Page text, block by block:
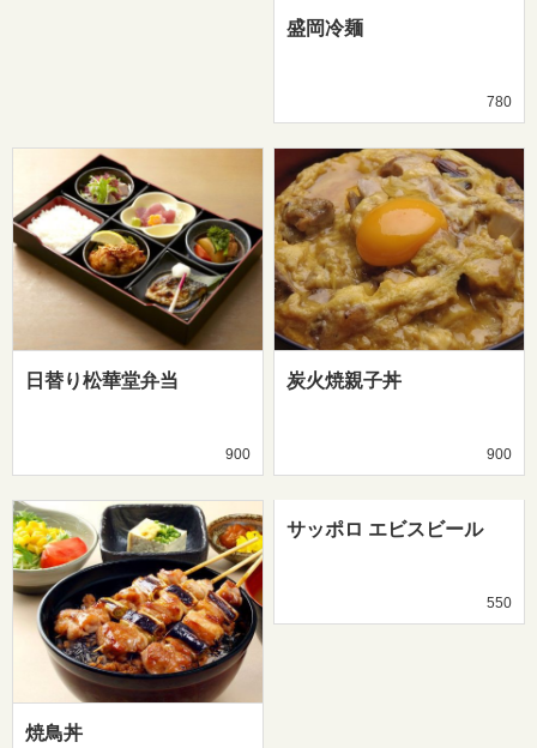
盛岡冷麺
780
日替り松華堂弁当
900
炭火焼親子丼
900
焼鳥丼
サッポロ エビスビール
550